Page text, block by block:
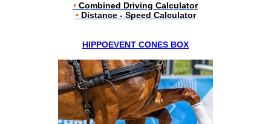
• Combined Driving Calculator
•Distance - Speed Calculator
HIPPOEVENT CONES BOX